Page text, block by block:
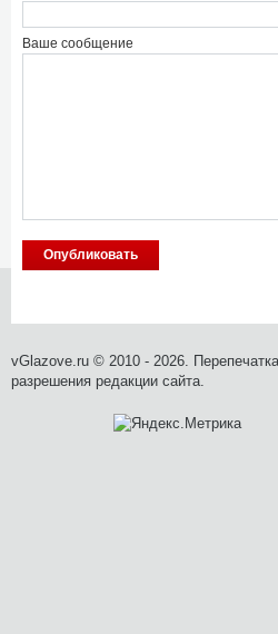
Ваше сообщение
vGlazove.ru © 2010 - 2026.
разрешения редакции сайта.